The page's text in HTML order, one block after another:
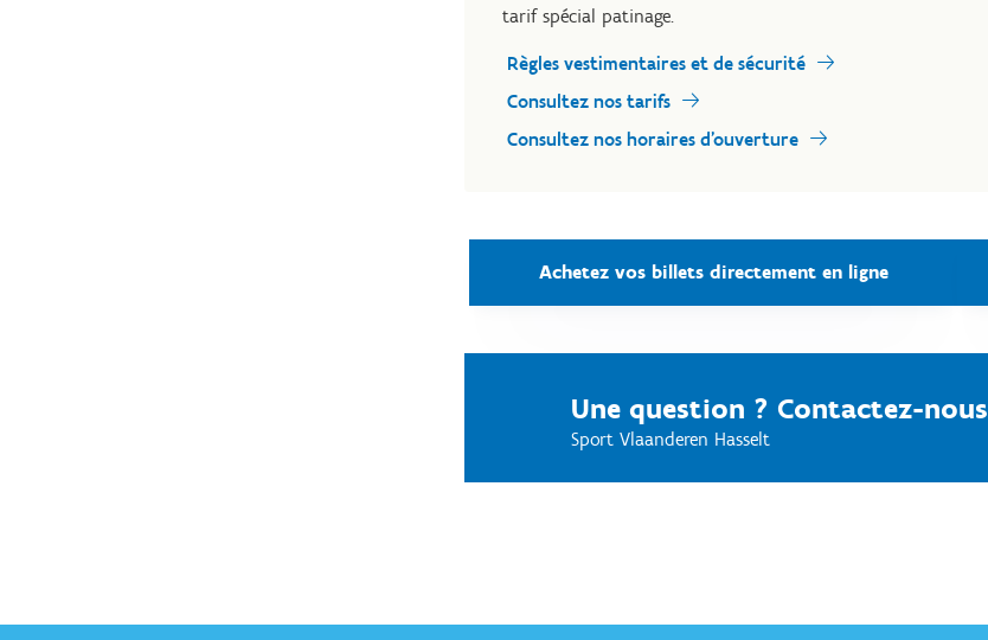
tarif spécial patinage.
Règles vestimentaires et de sécurité
Consultez nos tarifs
Consultez nos horaires d’ouverture
Achetez vos billets directement en ligne
Une question ? Contactez-nous
Sport Vlaanderen Hasselt